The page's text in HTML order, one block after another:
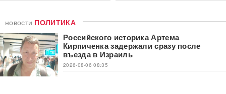
новости ПОЛИТИКА
Российского историка Артема
Кирпиченка задержали сразу после
въезда в Израиль
2026-08-06 08:35